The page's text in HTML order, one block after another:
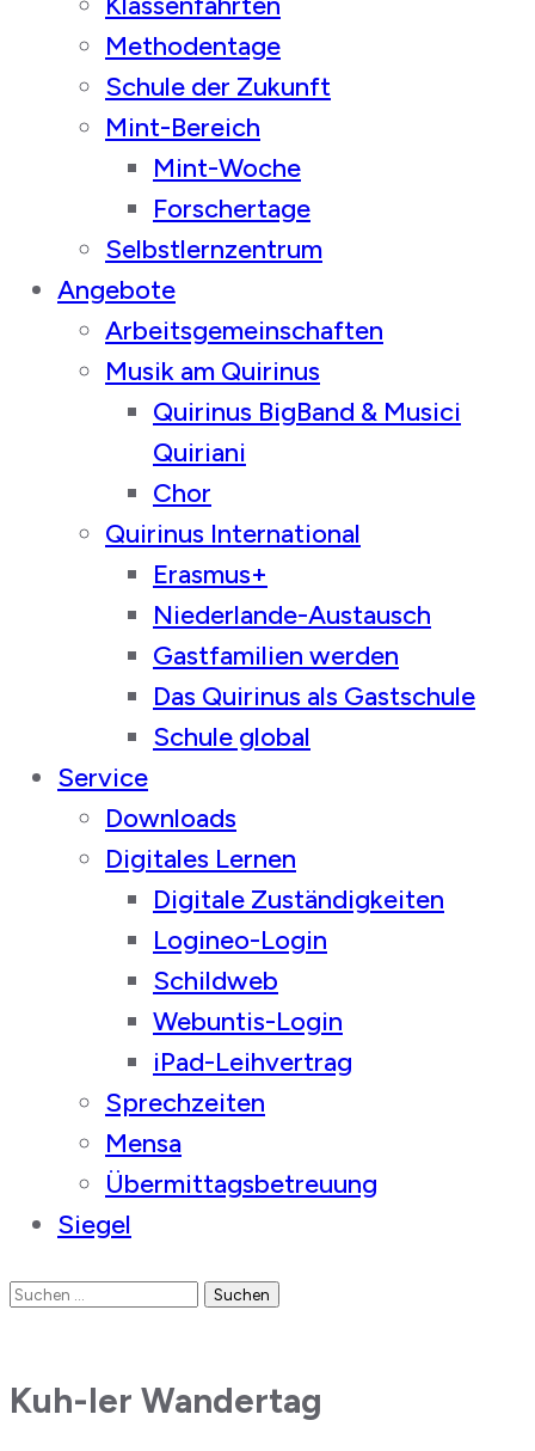
Methodentage
Schule der Zukunft
Mint-Bereich
Mint-Woche
Forschertage
Selbstlernzentrum
Angebote
Arbeitsgemeinschaften
Musik am Quirinus
Quirinus BigBand & Musici
Quiriani
Chor
Quirinus International
Erasmus+
Niederlande-Austausch
Gastfamilien werden
Das Quirinus als Gastschule
Schule global
Service
Downloads
Digitales Lernen
Digitale Zuständigkeiten
Logineo-Login
Schildweb
Webuntis-Login
iPad-Leihvertrag
Sprechzeiten
Mensa
Übermittagsbetreuung
Siegel
Suchen
Kuh-ler Wandertag